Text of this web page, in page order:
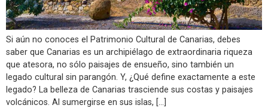
Si aún no conoces el Patrimonio Cultural de Canarias, debes
saber que Canarias es un archipiélago de extraordinaria riqueza
que atesora, no sólo paisajes de ensueño, sino también un
legado cultural sin parangón. Y, ¿Qué define exactamente a este
legado? La belleza de Canarias trasciende sus costas y paisajes
volcánicos. Al sumergirse en sus islas, […]